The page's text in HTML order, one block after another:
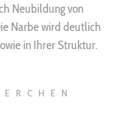
Neubildung von
Narbe wird deutlich
in Ihrer Struktur.